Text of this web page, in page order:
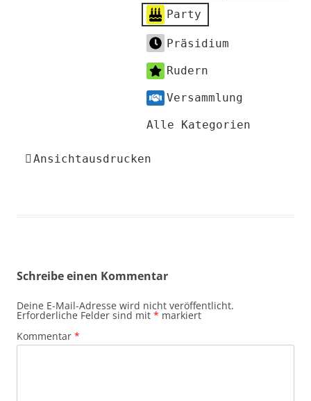
Party
Präsidium
Rudern
Versammlung
Alle Kategorien
Ansichtausdrucken
Schreibe einen Kommentar
Deine E-Mail-Adresse wird nicht veröffentlicht.
Erforderliche Felder sind mit * markiert
Kommentar *